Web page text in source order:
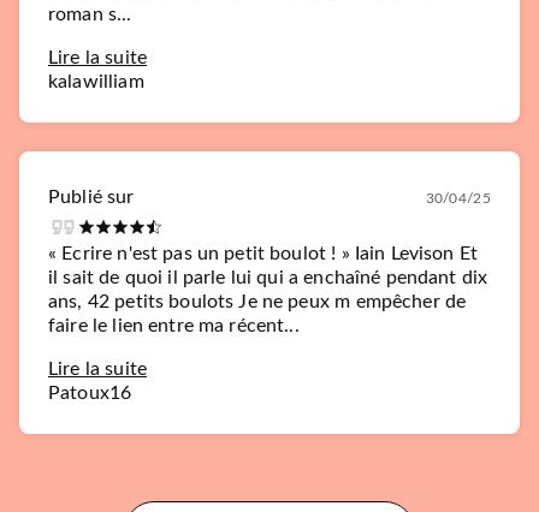
roman s...
Lire la suite
kalawilliam
Publié sur 30/04/25
« Ecrire n'est pas un petit boulot ! » Iain Levison Et
il sait de quoi il parle lui qui a enchaîné pendant dix
ans, 42 petits boulots Je ne peux m empêcher de
faire le lien entre ma récent...
Lire la suite
Patoux16